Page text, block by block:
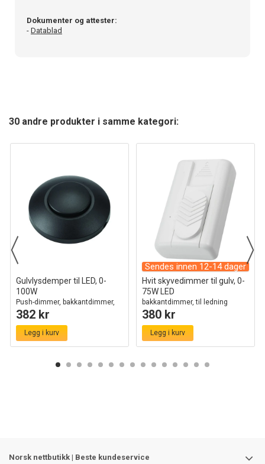
Dokumenter og attester:
- Datablad
30 andre produkter i samme kategori:
Gulvlysdemper til LED, 0-
100W
Push-dimmer, bakkantdimmer,
sort
382 kr
Legg i kurv
Sendes innen 12-14 dager
Hvit skyvedimmer til gulv, 0-
75W LED
bakkantdimmer, til ledning
380 kr
Legg i kurv
Norsk nettbutikk | Beste kundeservice